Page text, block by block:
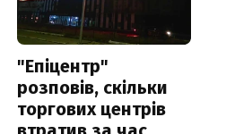
"Епіцентр"
розповів, скільки
торгових центрів